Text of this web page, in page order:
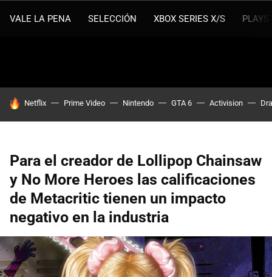
VALE LA PENA SELECCIÓN XBOX SERIES X/S
HOY SE HABLA DE
Netflix Prime Video Nintendo GTA 6 Activision
Para el creador de Lollipop Chainsaw
y No More Heroes las calificaciones
de Metacritic tienen un impacto
negativo en la industria